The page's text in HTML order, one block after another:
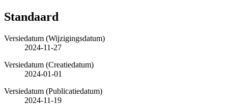
Standaard
Versiedatum (Wijzigingsdatum)
2024-11-27
Versiedatum (Creatiedatum)
2024-01-01
Versiedatum (Publicatiedatum)
2024-11-19